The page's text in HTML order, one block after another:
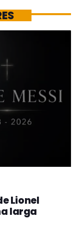
Lionel
larga